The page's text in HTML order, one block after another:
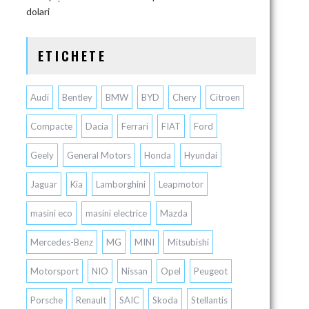
dolari
ETICHETE
Audi Bentley BMW BYD Chery Citroen
Compacte Dacia Ferrari FIAT Ford
Geely General Motors Honda Hyundai
Jaguar Kia Lamborghini Leapmotor
masini eco masini electrice Mazda
Mercedes-Benz MG MINI Mitsubishi
Motorsport NIO Nissan Opel Peugeot
Porsche Renault SAIC Skoda Stellantis